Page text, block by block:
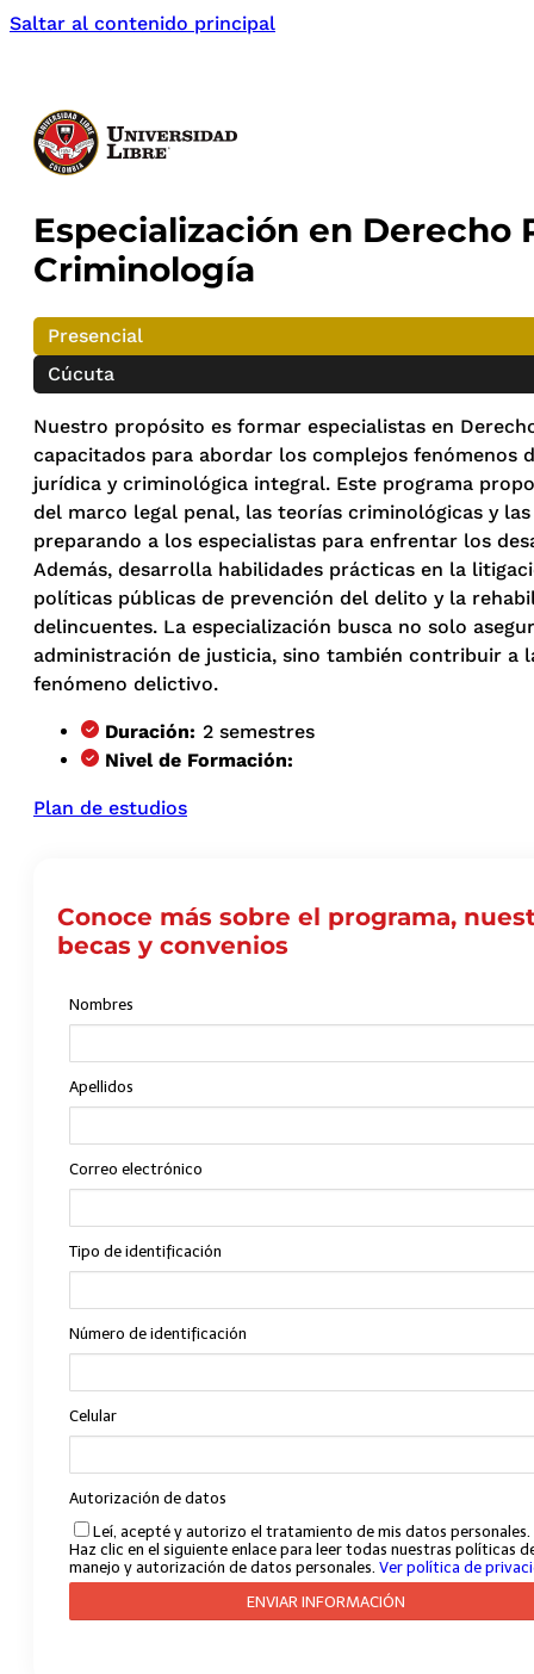
Saltar al contenido principal
Especialización en Derecho
Criminología
Presencial
Cúcuta
Nuestro propósito es formar especialistas en
capacitados para abordar los complejos fenómenos
jurídica y criminológica integral. Este programa
del marco legal penal, las teorías criminológicas y
preparando a los especialistas para enfrentar los
Además, desarrolla habilidades prácticas en la
políticas públicas de prevención del delito y la
delincuentes. La especialización busca no solo
administración de justicia, sino también contribuir a
fenómeno delictivo.
Duración: 2 semestres
Nivel de Formación:
Plan de estudios
Conoce más sobre el programa,
becas y convenios